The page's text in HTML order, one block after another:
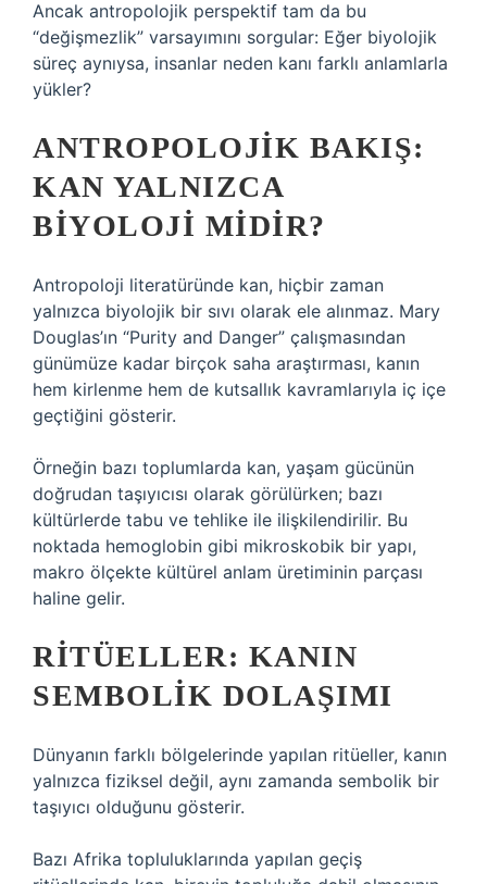
Ancak antropolojik perspektif tam da bu
“değişmezlik” varsayımını sorgular: Eğer biyolojik
süreç aynıysa, insanlar neden kanı farklı anlamlarla
yükler?
ANTROPOLOJIK BAKIŞ:
KAN YALNIZCA
BIYOLOJI MIDIR?
Antropoloji literatüründe kan, hiçbir zaman
yalnızca biyolojik bir sıvı olarak ele alınmaz. Mary
Douglas’ın “Purity and Danger” çalışmasından
günümüze kadar birçok saha araştırması, kanın
hem kirlenme hem de kutsallık kavramlarıyla iç içe
geçtiğini gösterir.
Örneğin bazı toplumlarda kan, yaşam gücünün
doğrudan taşıyıcısı olarak görülürken; bazı
kültürlerde tabu ve tehlike ile ilişkilendirilir. Bu
noktada hemoglobin gibi mikroskobik bir yapı,
makro ölçekte kültürel anlam üretiminin parçası
haline gelir.
RITÜELLER: KANIN
SEMBOLIK DOLAŞIMI
Dünyanın farklı bölgelerinde yapılan ritüeller, kanın
yalnızca fiziksel değil, aynı zamanda sembolik bir
taşıyıcı olduğunu gösterir.
Bazı Afrika topluluklarında yapılan geçiş